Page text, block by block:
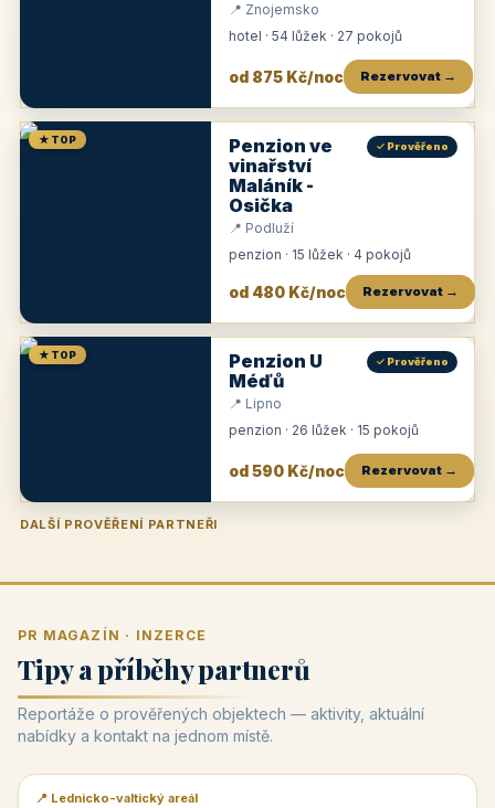
📍 Znojemsko
hotel · 54 lůžek · 27 pokojů
od 875 Kč/noc Rezervovat →
★ TOP
Penzion ve
vinařství
Maláník -
Osička
✓ Prověřeno
📍 Podluží
penzion · 15 lůžek · 4 pokojů
od 480 Kč/noc Rezervovat →
★ TOP
Penzion U
Méďů
✓ Prověřeno
📍 Lipno
penzion · 26 lůžek · 15 pokojů
od 590 Kč/noc Rezervovat →
DALŠÍ PROVĚŘENÍ PARTNEŘI
Penzion U Zámku Pension Faber
PR MAGAZÍN · INZERCE
Tipy a příběhy partnerů
Reportáže o prověřených objektech — aktivity, aktuální
nabídky a kontakt na jednom místě.
📰 PR článek
📍 Lednicko-valtický areál